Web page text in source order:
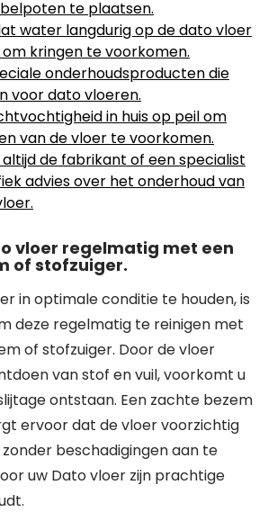
te plaatsen.
water langdurig op de dato vloer
kringen te voorkomen.
onderhoudsproducten die
voor dato vloeren.
in huis op peil om
van de vloer te voorkomen.
de fabrikant of een specialist
advies over het onderhoud van
vloer regelmatig met een
of stofzuiger.
in optimale conditie te houden, is
deze regelmatig te reinigen met
of stofzuiger. Door de vloer
van stof en vuil, voorkomt u
ontstaan. Een zachte bezem
ervoor dat de vloer voorzichtig
beschadigingen aan te
uw Dato vloer zijn prachtige